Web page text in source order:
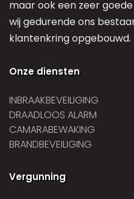
maar ook een zeer
wij gedurende ons
klantenkring opgebouwd.
Onze diensten
INBRAAKBEVEILIGING
DRAADLOOS ALARM
CAMARABEWAKING
BRANDBEVEILIGING
Vergunning